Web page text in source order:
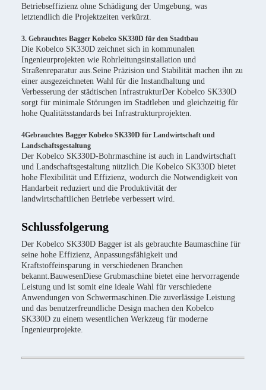
Betriebseffizienz ohne Schädigung der Umgebung, was
letztendlich die Projektzeiten verkürzt.
3. Gebrauchtes Bagger Kobelco SK330D für den Stadtbau
Die Kobelco SK330D zeichnet sich in kommunalen
Ingenieurprojekten wie Rohrleitungsinstallation und
Straßenreparatur aus.Seine Präzision und Stabilität machen ihn zu
einer ausgezeichneten Wahl für die Instandhaltung und
Verbesserung der städtischen InfrastrukturDer Kobelco SK330D
sorgt für minimale Störungen im Stadtleben und gleichzeitig für
hohe Qualitätsstandards bei Infrastrukturprojekten.
4Gebrauchtes Bagger Kobelco SK330D für Landwirtschaft und
Landschaftsgestaltung
Der Kobelco SK330D-Bohrmaschine ist auch in Landwirtschaft
und Landschaftsgestaltung nützlich.Die Kobelco SK330D bietet
hohe Flexibilität und Effizienz, wodurch die Notwendigkeit von
Handarbeit reduziert und die Produktivität der
landwirtschaftlichen Betriebe verbessert wird.
Schlussfolgerung
Der Kobelco SK330D Bagger ist als gebrauchte Baumaschine für
seine hohe Effizienz, Anpassungsfähigkeit und
Kraftstoffeinsparung in verschiedenen Branchen
bekannt.BauwesenDiese Grubmaschine bietet eine hervorragende
Leistung und ist somit eine ideale Wahl für verschiedene
Anwendungen von Schwermaschinen.Die zuverlässige Leistung
und das benutzerfreundliche Design machen den Kobelco
SK330D zu einem wesentlichen Werkzeug für moderne
Ingenieurprojekte.